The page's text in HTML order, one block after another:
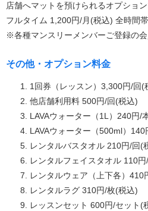
店舗へマットを預けられるオプショ
フルタイム 1,200円/月(税込) 全時間
※各種マンスリーメンバーご登録の
その他・オプション料金
1回券（レッスン）3,300円/回(
他店舗利用料 500円/回(税込)
LAVAウォーター（1L）240円/
LAVAウォーター（500ml）140
レンタルバスタオル 210円/回(
レンタルフェイスタオル 110
レンタルウェア（上下各）410
レンタルラグ 310円/枚(税込)
レッスンセット 600円/セット(